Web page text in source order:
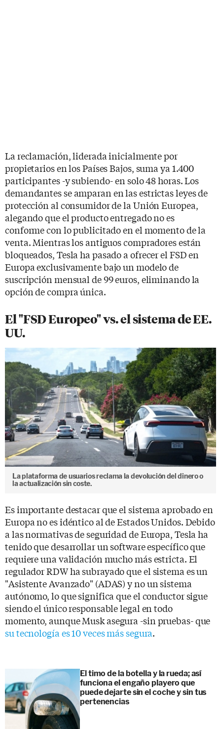
La reclamación, liderada inicialmente por
propietarios en los Países Bajos, suma ya 1.400
participantes -y subiendo- en solo 48 horas. Los
demandantes se amparan en las estrictas leyes de
protección al consumidor de la Unión Europea,
alegando que el producto entregado no es
conforme con lo publicitado en el momento de la
venta. Mientras los antiguos compradores están
bloqueados, Tesla ha pasado a ofrecer el FSD en
Europa exclusivamente bajo un modelo de
suscripción mensual de 99 euros, eliminando la
opción de compra única.
El "FSD Europeo" vs. el sistema de EE.
UU.
La plataforma de usuarios reclama la devolución del dinero o
la actualización sin coste.
Es importante destacar que el sistema aprobado en
Europa no es idéntico al de Estados Unidos. Debido
a las normativas de seguridad de Europa, Tesla ha
tenido que desarrollar un software específico que
requiere una validación mucho más estricta. El
regulador RDW ha subrayado que el sistema es un
"Asistente Avanzado" (ADAS) y no un sistema
autónomo, lo que significa que el conductor sigue
siendo el único responsable legal en todo
momento, aunque Musk asegura -sin pruebas- que
su tecnología es 10 veces más segura.
El timo de la botella y la rueda; así
funciona el engaño playero que
puede dejarte sin el coche y sin tus
pertenencias